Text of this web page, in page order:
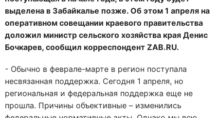
выделена в Забайкалье позже. Об этом 1 апреля на
оперативном совещании краевого правительства
доложил министр сельского хозяйства края Денис
Бочкарев, сообщил корреспондент ZAB.RU.
- Обычно в феврале-марте в регион поступала
несвязанная поддержка. Сегодня 1 апреля, но
региональная и федеральная поддержка еще не
прошла. Причины объективные – изменились